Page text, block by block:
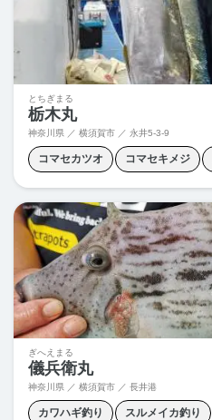
とちぎまる
栃木丸
神奈川県 ／ 横須賀市 ／ 永井5-3-9
コマセカツオ コマセキメジ
マルイカ釣り ヤリイカ釣り
ぎへえまる
儀兵衛丸
神奈川県 ／ 横須賀市 ／ 長井港
カワハギ釣り スルメイカ釣り